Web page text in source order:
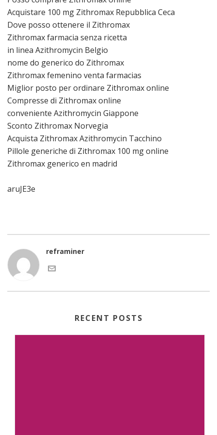
Acquistare 100 mg Zithromax Repubblica Ceca
Dove posso ottenere il Zithromax
Zithromax farmacia senza ricetta
in linea Azithromycin Belgio
nome do generico do Zithromax
Zithromax femenino venta farmacias
Miglior posto per ordinare Zithromax online
Compresse di Zithromax online
conveniente Azithromycin Giappone
Sconto Zithromax Norvegia
Acquista Zithromax Azithromycin Tacchino
Pillole generiche di Zithromax 100 mg online
Zithromax generico en madrid
aruJE3e
reframiner
RECENT POSTS